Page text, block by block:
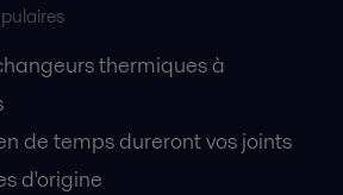
thermiques à
de temps dureront vos joints
d'origine